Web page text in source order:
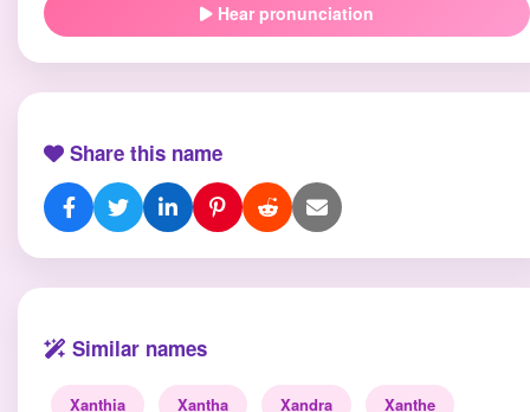
Hear pronunciation
Share this name
Similar names
Xanthia Xantha Xandra Xanthe